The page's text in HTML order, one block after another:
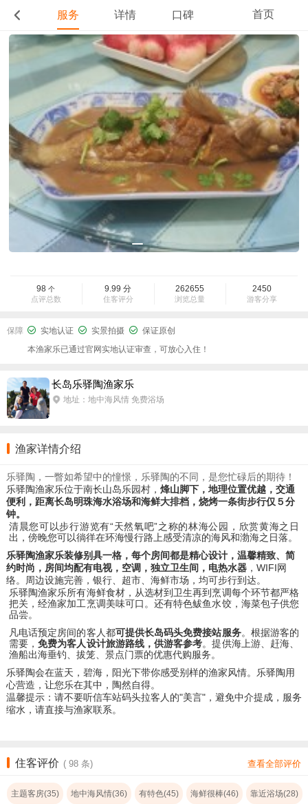
服务 详情 口碑 首页
98 个
点评总数
9.99 分
住客评分
262655
浏览总量
2450
游客分享
保障 实地认证 实景拍摄
保证原创
本渔家乐已通过官网实地认证审查，可放心入住！
长岛乐驿陶渔家乐
地址：地中海风情 免费浴场
渔家详情介绍
乐驿陶，一瞥如希望中的憧憬，乐驿陶的不同，是您忙碌后的期待！
乐驿陶渔家乐位于南长山岛乐园村， 烽山脚下，地理位置优越，交通
便利，距离长岛明珠海水浴场和海鲜大排档，烧烤一条街步行仅５分
钟。
清晨您可以步行游览有“天然氧吧”之称的林海公园，欣赏黄海之日
出，傍晚您可以徜徉在环海慢行路上感受清凉的海风和渤海之日落。
乐驿陶渔家乐装修别具一格，每个房间都是精心设计，温馨精致、简
约时尚，房间均配有电视，空调，独立卫生间，电热水器 ， WIFI网
络。周边设施完善，银行、超市、海鲜市场，均可步行到达。
乐驿陶渔家乐所有海鲜食材，从选材到卫生再到烹调每个环节都严格
把关，经渔家加工烹调美味可口。还有特色鲅鱼水饺，海菜包子供您
品尝。
凡电话预定房间的客人都可提供长岛码头免费接站服务。根据游客的
需要，免费为客人设计旅游路线，供游客参考。提供海上游、 赶海、
渔船出海垂钓、拔笼、景点门票的优惠代购服务。
乐驿陶会在蓝天，碧海，阳光下带你感受别样的渔家风情。乐驿陶用
心营造，让您乐在其中，陶然自得。
温馨提示：请不要听信车站码头拉客人的"美言"，避免中介提成，服务
缩水，请直接与渔家联系。
住客评价 ( 98 条) 查看全部评价
主题客房(35) 地中海风情(36) 有特色(45) 海鲜很棒(46) 靠近浴场(28)